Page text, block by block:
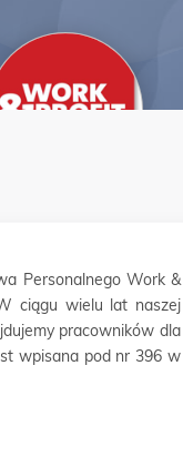
Personalnego Work &
ciągu wielu lat naszej
pracowników dla
wpisana pod nr 396 w